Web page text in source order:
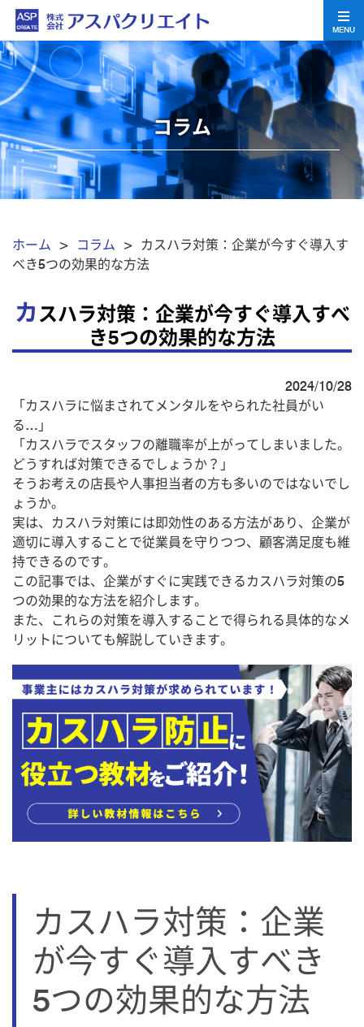
MENU
コラム
ホーム > コラム > カスハラ対策：企業が今すぐ導入す
べき5つの効果的な方法
カ スハラ対策：企業が今すぐ導入すべ
き5つの効果的な方法
2024/10/28
「カスハラに悩まされてメンタルをやられた社員がい
る…」
「カスハラでスタッフの離職率が上がってしまいました。
どうすれば対策できるでしょうか？」
そうお考えの店長や人事担当者の方も多いのではないでし
ょうか。
実は、カスハラ対策には即効性のある方法があり、企業が
適切に導入することで従業員を守りつつ、顧客満足度も維
持できるのです。
この記事では、企業がすぐに実践できるカスハラ対策の5
つの効果的な方法を紹介します。
また、これらの対策を導入することで得られる具体的なメ
リットについても解説していきます。
カスハラ対策：企業
が今すぐ導入すべき
5つの効果的な方法